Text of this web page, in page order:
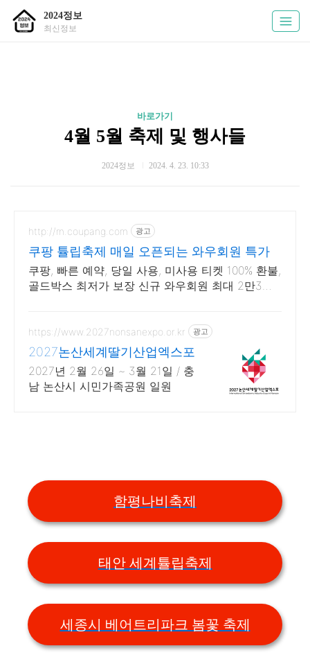
2024정보
최신정보
바로가기
4월 5월 축제 및 행사들
2024정보 2024. 4. 23. 10:33
http://m.coupang.com 광고
쿠팡 튤립축제 매일 오픈되는 와우회원 특가
쿠팡, 빠른 예약, 당일 사용, 미사용 티켓 100% 환불,
골드박스 최저가 보장 신규 와우회원 최대 2만3천
https://www.2027nonsanexpo.or.kr 광고
2027논산세계딸기산업엑스포
2027년 2월 26일 ~ 3월 21일 / 충
남 논산시 시민가족공원 일원
함평나비축제
태안 세계튤립축제
세종시 베어트리파크 봄꽃 축제